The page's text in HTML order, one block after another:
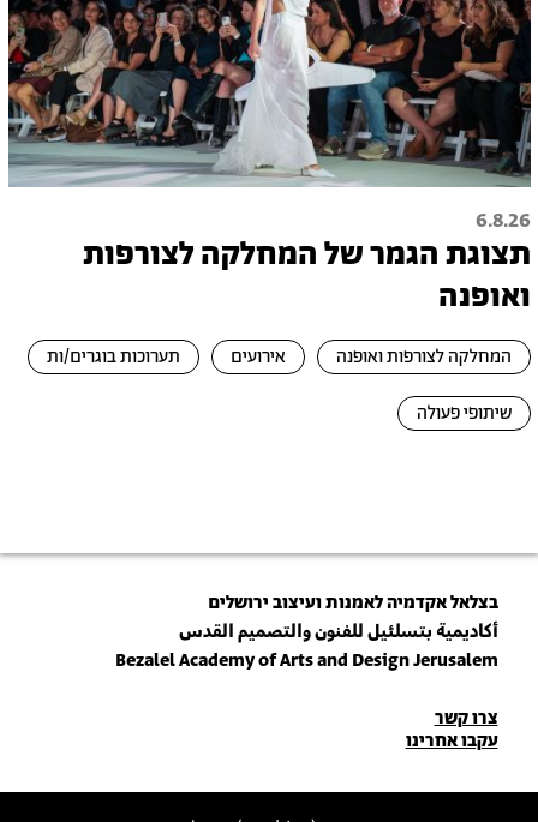
6.8.26
תצוגת הגמר של המחלקה לצורפות
ואופנה
המחלקה לצורפות ואופנה אירועים תערוכות בוגרים/ות
שיתופי פעולה
בצלאל אקדמיה לאמנות ועיצוב ירושלים
أكاديمية بتسلئيل للفنون والتصميم القدس
Bezalel Academy of Arts and Design Jerusalem
פרטי
יצירת
קשר
צרו קשר
עקבו אחרינו